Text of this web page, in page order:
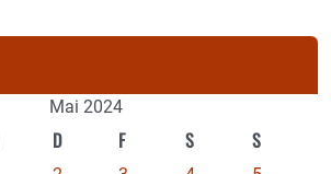
Mai 2024
D F S S